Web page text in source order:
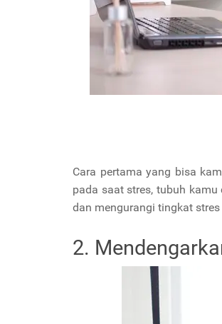
Cara pertama yang bisa
pada saat stres, tubuh
dan mengurangi tingkat
2.